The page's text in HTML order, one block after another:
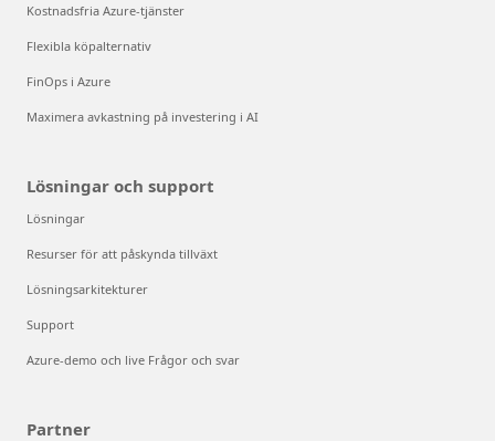
Kostnadsfria Azure-tjänster
Flexibla köpalternativ
FinOps i Azure
Maximera avkastning på investering i AI
Lösningar och support
Lösningar
Resurser för att påskynda tillväxt
Lösningsarkitekturer
Support
Azure-demo och live Frågor och svar
Partner